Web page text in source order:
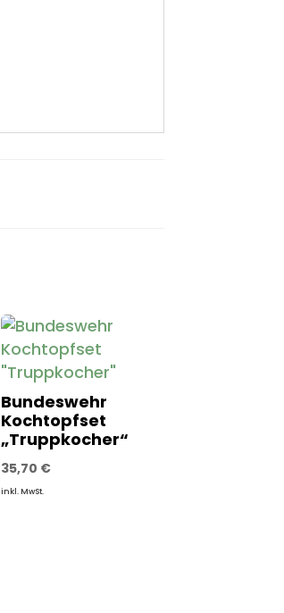
Bundeswehr
Kochtopfset
„Truppkocher“
35,70 €
inkl. MwSt.